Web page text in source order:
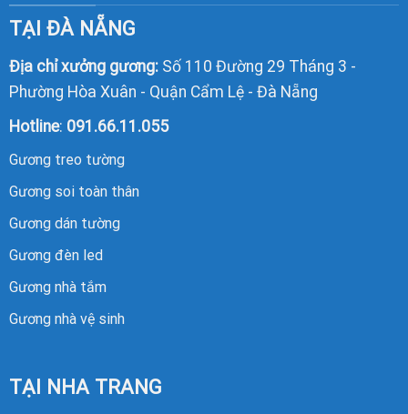
TẠI ĐÀ NẴNG
Địa chỉ xưởng gương:Số 110 Đường 29 Tháng 3 -
Phường Hòa Xuân - Quận Cẩm Lệ - Đà Nẵng
Hotline: 091.66.11.055
Gương treo tường
Gương soi toàn thân
Gương dán tường
Gương đèn led
Gương nhà tắm
Gương nhà vệ sinh
TẠI NHA TRANG